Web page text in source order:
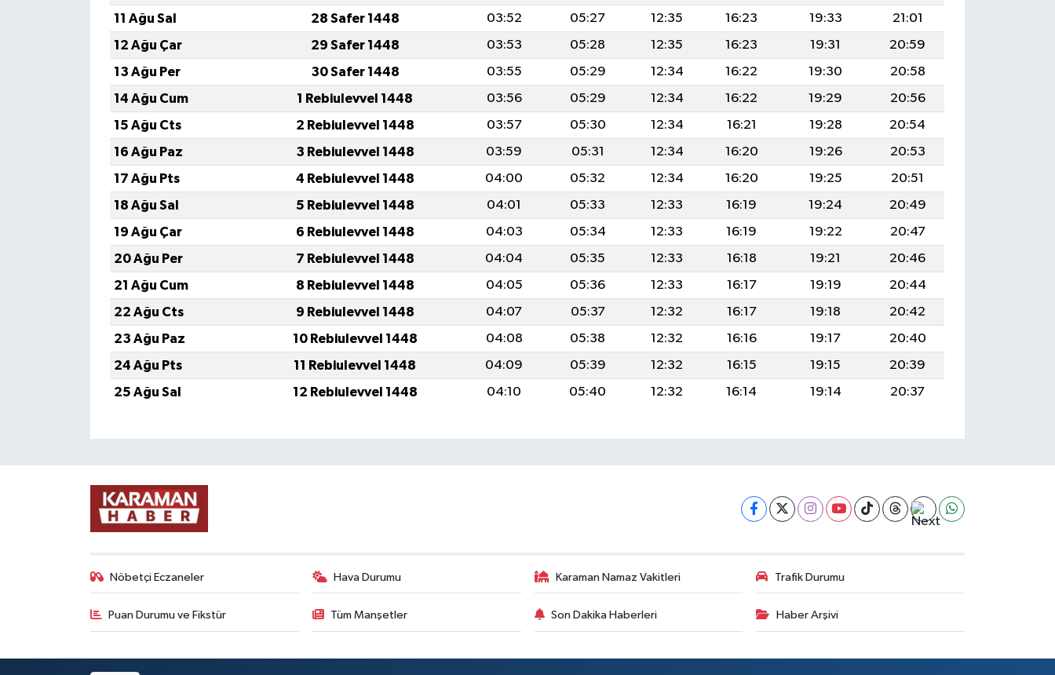
11 Ağu Sal
28 Safer 1448 03:52 05:27 12:35 16:23 19:33
21:01
12 Ağu Çar
29 Safer 1448 03:53 05:28 12:35 16:23 19:31
20:59
13 Ağu Per
30 Safer 1448 03:55 05:29 12:34 16:22 19:30
20:58
14 Ağu Cum
1 Rebiulevvel 1448 03:56 05:29 12:34 16:22 19:29
20:56
15 Ağu Cts
2 Rebiulevvel 1448 03:57 05:30 12:34 16:21 19:28
20:54
16 Ağu Paz
3 Rebiulevvel 1448 03:59 05:31 12:34 16:20 19:26
20:53
17 Ağu Pts
4 Rebiulevvel 1448 04:00 05:32 12:34 16:20 19:25
20:51
18 Ağu Sal
5 Rebiulevvel 1448 04:01 05:33 12:33 16:19 19:24
20:49
19 Ağu Çar
6 Rebiulevvel 1448 04:03 05:34 12:33 16:19 19:22
20:47
20 Ağu Per
7 Rebiulevvel 1448 04:04 05:35 12:33 16:18 19:21
20:46
21 Ağu Cum
8 Rebiulevvel 1448 04:05 05:36 12:33 16:17 19:19
20:44
22 Ağu Cts
9 Rebiulevvel 1448 04:07 05:37 12:32 16:17 19:18
20:42
23 Ağu Paz
10 Rebiulevvel 1448 04:08 05:38 12:32 16:16 19:17
20:40
24 Ağu Pts
11 Rebiulevvel 1448 04:09 05:39 12:32 16:15 19:15
20:39
25 Ağu Sal
12 Rebiulevvel 1448 04:10 05:40 12:32 16:14 19:14 20:37
Nöbetçi Eczaneler Hava Durumu Karaman Namaz Vakitleri Trafik Durumu
Puan Durumu ve Fikstür Tüm Manşetler Son Dakika Haberleri Haber Arşivi